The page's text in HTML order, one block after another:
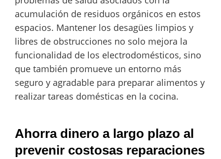
acumulación de residuos orgánicos en estos
espacios. Mantener los desagües limpios y
libres de obstrucciones no solo mejora la
funcionalidad de los electrodomésticos, sino
que también promueve un entorno más
seguro y agradable para preparar alimentos y
realizar tareas domésticas en la cocina.
Ahorra dinero a largo plazo al
prevenir costosas reparaciones